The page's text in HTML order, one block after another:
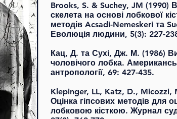
Brooks, S. & Suchey, JM (1990)
скелета на основі лобкової
методів Acsadi-Nemeskeri та
Еволюція людини, 5(3): 227-
Кац, Д. та Сухі, Дж. М. (1986)
чоловічого лобка.
антропології, 69: 427-435.
Klepinger, LL, Katz, D., Micozzi,
Оцінка гіпсових методів для
лобковою кісткою. Журнал